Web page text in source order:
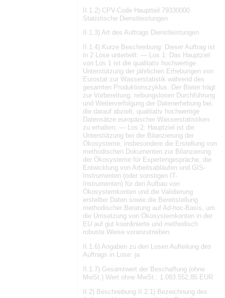
II.1.2) CPV-Code Hauptteil 79330000
Statistische Dienstleistungen
II.1.3) Art des Auftrags Dienstleistungen
II.1.4) Kurze Beschreibung: Dieser Auftrag ist
in 2 Lose unterteilt: — Los 1: Das Hauptziel
von Los 1 ist die qualitativ hochwertige
Unterstützung der jährlichen Erhebungen von
Eurostat zur Wasserstatistik während des
gesamten Produktionszyklus. Der Bieter trägt
zur Vorbereitung, reibungslosen Durchführung
und Weiterverfolgung der Datenerhebung bei,
die darauf abzielt, qualitativ hochwertige
Datensätze europäischer Wasserstatistiken
zu erhalten; — Los 2: Hauptziel ist die
Unterstützung bei der Bilanzierung der
Ökosysteme, insbesondere die Erstellung von
methodischen Dokumenten zur Bilanzierung
der Ökosysteme für Expertengespräche, die
Entwicklung von Arbeitsabläufen und GIS-
Instrumenten (oder sonstigen IT-
Instrumenten) für den Aufbau von
Ökosystemkonten und die Validierung
erstellter Daten sowie die Bereitstellung
methodischer Beratung auf Ad-hoc-Basis, um
die Umsetzung von Ökosystemkonten in der
EU auf gut koordinierte und methodisch
robuste Weise voranzutreiben.
II.1.6) Angaben zu den Losen Aufteilung des
Auftrags in Lose: ja
II.1.7) Gesamtwert der Beschaffung (ohne
MwSt.) Wert ohne MwSt.: 1.083.552,85 EUR
II.2) Beschreibung II.2.1) Bezeichnung des